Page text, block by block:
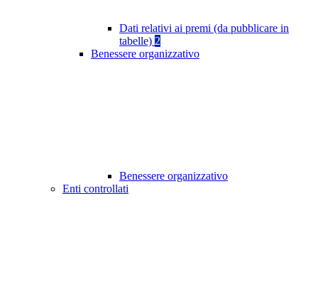
Dati relativi ai premi (da pubblicare in
tabelle) 2
Benessere organizzativo
Benessere organizzativo
Enti controllati